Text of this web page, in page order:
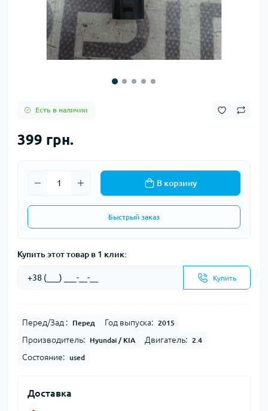
Есть в наличии
399 грн.
В корзину
Быстрый заказ
Купить этот товар в 1 клик:
Купить
Перед/Зад : Перед Год выпуска: 2015
Производитель: Hyundai / KIA Двигатель: 2.4
Состояние: used
Доставка